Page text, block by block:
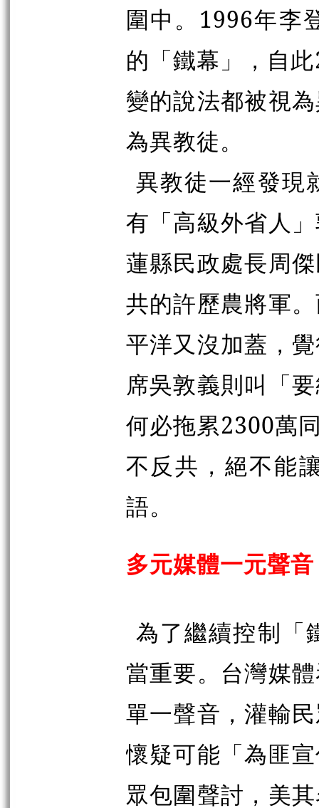
圍中。1996年李
的「鐵幕」，自
變的說法都被視
為異教徒。
異教徒一經發現
有「高級外省人
蓮縣民政處長周
共的許歷農將軍
平洋又沒加蓋，
席吳敦義則叫「
何必拖累2300萬
不反共，絕不能
語。
多元媒體一元聲音
為了繼續控制「
當重要。台灣媒
單一聲音，灌輸
懷疑可能「為匪
眾包圍聲討，美